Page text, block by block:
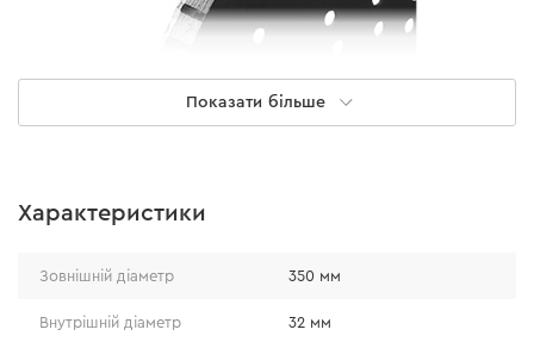
Швидкий різ
Особливістю його будови є сегментні вирізи, завдяки
яким швидкість різу збільшується. При роботі не
Показати більше
Характеристики
Зовнішній діаметр 350 мм
Внутрішній діаметр 32 мм